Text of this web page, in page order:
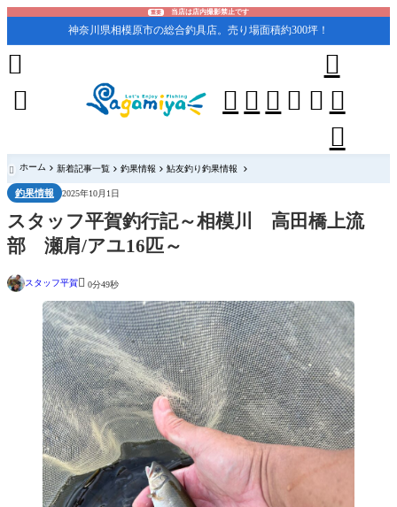
重要 当店は店内撮影禁止です
神奈川県相模原市の総合釣具店。売り場面積約300坪！
    





 ホーム 新着記事一覧 釣果情報 鮎友釣り釣果情報
釣果情報 2025年10月1日
スタッフ平賀釣行記～相模川 高田橋上流
部 瀬肩/アユ16匹～
スタッフ平賀 0分49秒